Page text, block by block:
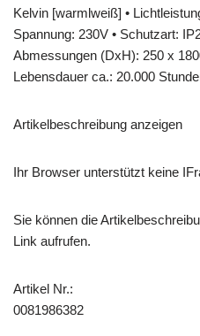
Kelvin [warmlweiß] •
Spannung: 230V • Schutzart:
Abmessungen (DxH): 250 x
Lebensdauer ca.: 20.000
Artikelbeschreibung anzeigen
Ihr Browser unterstützt keine
Sie können die
Link aufrufen.
Artikel Nr.:
0081986382